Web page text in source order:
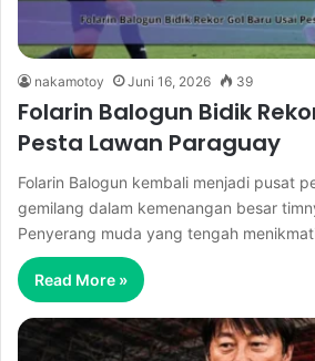
nakamotoy Juni 16, 2026 39
Folarin Balogun Bidik
Pesta Lawan Paraguay
Folarin Balogun kembali menjadi pusat
gemilang dalam kemenangan besar
Penyerang muda yang tengah
Read More »